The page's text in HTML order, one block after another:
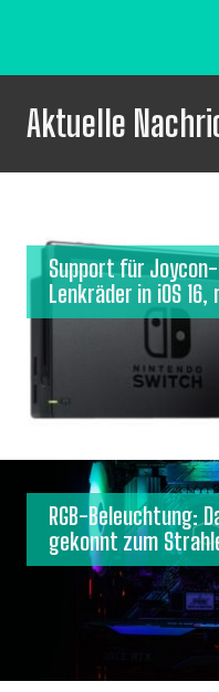
Aktuelle
Support für
Lenkräder in iOS 16,
RGB-Beleuchtung:
gekonnt zum